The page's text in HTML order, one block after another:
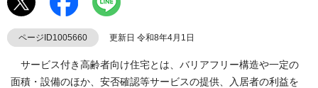
ページID1005660 更新日 令和8年4月1日
サービス付き高齢者向け住宅とは、バリアフリー構造や一定の
面積・設備のほか、安否確認等サービスの提供、入居者の利益を